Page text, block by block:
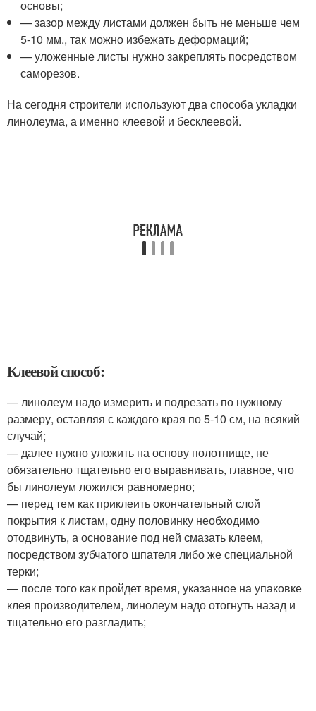
основы;
— зазор между листами должен быть не меньше чем
5-10 мм., так можно избежать деформаций;
— уложенные листы нужно закреплять посредством
саморезов.
На сегодня строители используют два способа укладки
линолеума, а именно клеевой и бесклеевой.
Клеевой способ:
— линолеум надо измерить и подрезать по нужному
размеру, оставляя с каждого края по 5-10 см, на всякий
случай;
— далее нужно уложить на основу полотнище, не
обязательно тщательно его выравнивать, главное, что
бы линолеум ложился равномерно;
— перед тем как приклеить окончательный слой
покрытия к листам, одну половинку необходимо
отодвинуть, а основание под ней смазать клеем,
посредством зубчатого шпателя либо же специальной
терки;
— после того как пройдет время, указанное на упаковке
клея производителем, линолеум надо отогнуть назад и
тщательно его разгладить;